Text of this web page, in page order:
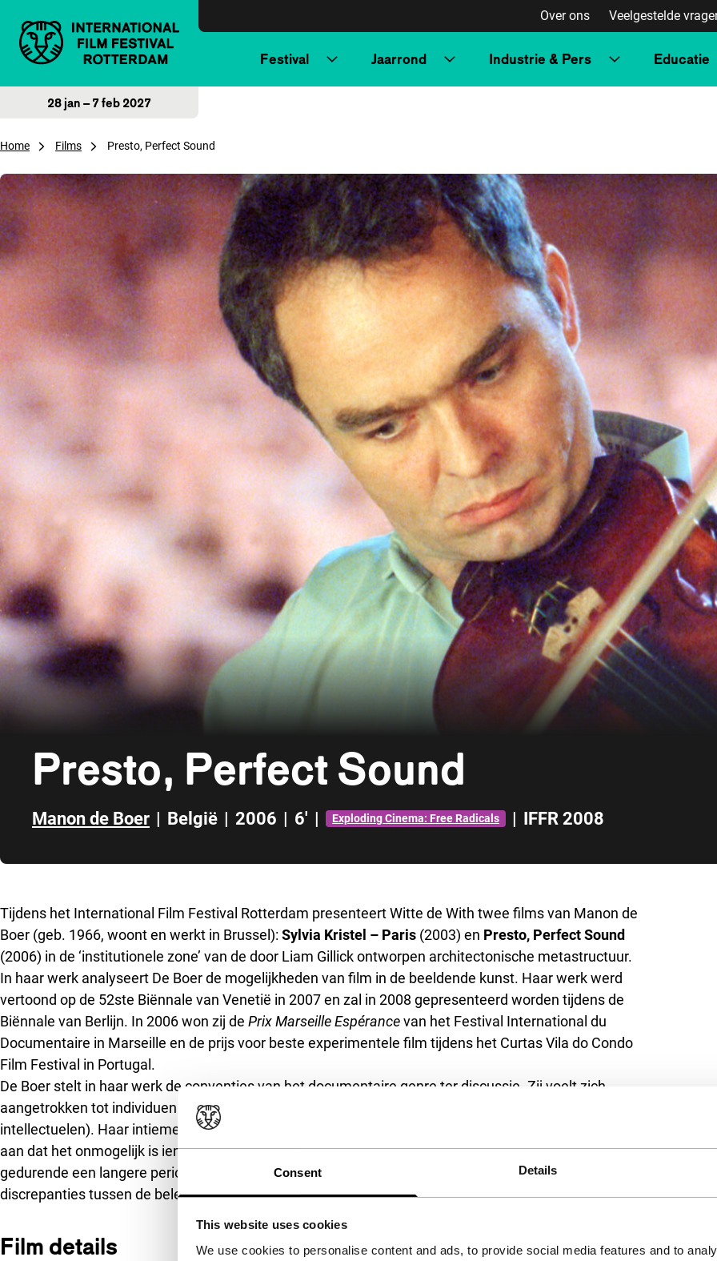
Consent Details
This website uses cookies
We use cookies to personalise content and ads, to provide social media features and to
Over ons Veelgestelde
Festival Jaarrond Industrie & Pers Educatie
28 jan – 7 feb 2027
Home Films Presto, Perfect Sound
Presto, Perfect Sound
Manon de Boer | België | 2006 | 6' | Exploding Cinema: Free Radicals | IFFR 2008
Tijdens het International Film Festival Rotterdam presenteert Witte de With twee films van Manon de
Boer (geb. 1966, woont en werkt in Brussel): Sylvia Kristel – Paris (2003) en Presto, Perfect Sound
(2006) in de ‘institutionele zone’ van de door Liam Gillick ontworpen architectonische metastructuur.
In haar werk analyseert De Boer de mogelijkheden van film in de beeldende kunst. Haar werk werd
vertoond op de 52ste Biënnale van Venetië in 2007 en zal in 2008 gepresenteerd worden tijdens de
Biënnale van Berlijn. In 2006 won zij de Prix Marseille Espérancevan het Festival International du
Documentaire in Marseille en de prijs voor beste experimentele film tijdens het Curtas Vila do Condo
Film Festival in Portugal.
De Boer stelt in haar werk de conventies van het documentaire genre ter discussie. Zij voelt zich
aangetrokken tot individuen met een opmerkelijke persoonlijke geschiedenis (vaak acteurs, musici en
intellectuelen). Haar intieme portretten stellen hun eigen waarheidsgetrouwheid ter discussie en tonen
aan dat het onmogelijk is iemands leven na te vertellen als een samenhangende biografie. Door
gedurende een langere periode met dezelfde personen samen te werken onderzoekt De Boer de
discrepanties tussen de beleving van tijd en de manier waarop tijd wordt vastgelegd.
Film details